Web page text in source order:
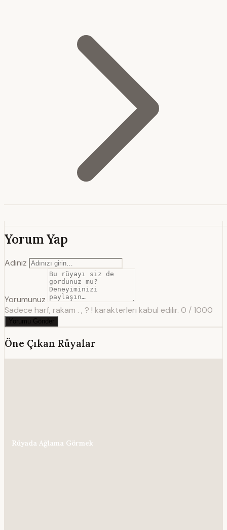
Yorum Yap
Adınız
Yorumunuz
Sadece harf, rakam . , ? ! karakterleri kabul edilir. 0 / 1000
Yorumu Gönder
Öne Çıkan Rüyalar
Rüyada Ağlama Görmek